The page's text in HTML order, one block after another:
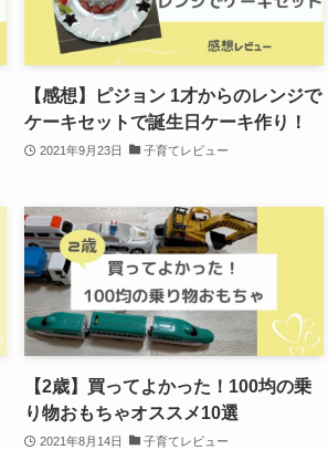
【感想】ピジョン 1才からのレンジで
ケーキセットで誕生日ケーキ作り！
2021年9月23日 子育てレビュー
【2歳】買ってよかった！100均の乗
り物おもちゃオススメ10選
2021年8月14日 子育てレビュー